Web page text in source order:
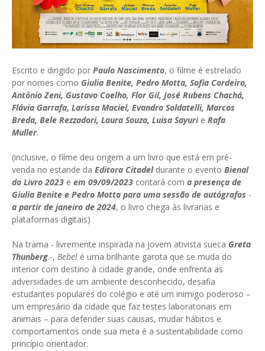
Escrito e dirigido por Paulo Nascimento, o filme é estrelado
por nomes como Giulia Benite, Pedro Motta, Sofia Cordeiro,
Antônio Zeni, Gustavo Coelho, Flor Gil, José Rubens Chachá,
Flávia Garrafa, Larissa Maciel, Evandro Soldatelli, Marcos
Breda, Bele Rezzadori, Laura Souza, Luisa Sayurie Rafa
Muller.
(inclusive, o filme deu origem a um livro que está em pré-
venda no estande da Editora Citadel durante o evento Bienal
do Livro 2023 e em 09/09/2023 contará com a presença de
Giulia Benite e Pedro Motta para uma sessão de autógrafos -
a partir de janeiro de 2024, o livro chega às livrarias e
plataformas digitais)
Na trama - livremente inspirada na jovem ativista sueca Greta
Thunberg.-, Bebel é uma brilhante garota que se muda do
interior com destino à cidade grande, onde enfrenta as
adversidades de um ambiente desconhecido, desafia
estudantes populares do colégio e até um inimigo poderoso –
um empresário da cidade que faz testes laboratoriais em
animais – para defender suas causas, mudar hábitos e
comportamentos onde sua meta é a sustentabilidade como
princípio orientador.